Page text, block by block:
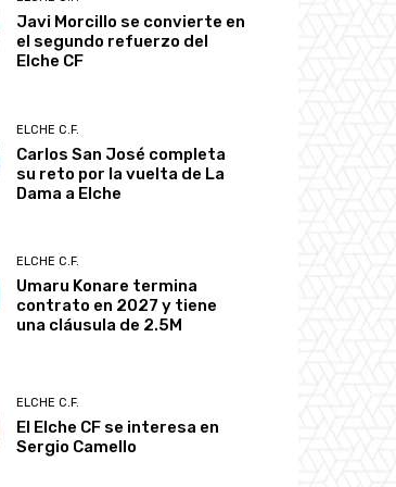
Javi Morcillo se convierte en
el segundo refuerzo del
Elche CF
ELCHE C.F.
Carlos San José completa
su reto por la vuelta de La
Dama a Elche
ELCHE C.F.
Umaru Konare termina
contrato en 2027 y tiene
una cláusula de 2.5M
ELCHE C.F.
El Elche CF se interesa en
Sergio Camello